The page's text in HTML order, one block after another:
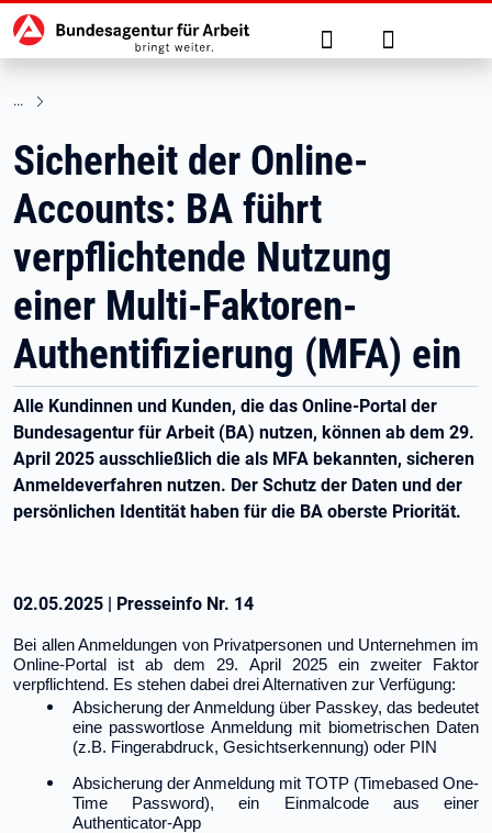
zu den Hauptinhalten springen
Hauptnavigation Suche Anmelden
Sicherheit der Online-
Accounts: BA führt
verpflichtende Nutzung
einer Multi-Faktoren-
Authentifizierung (MFA) ein
Alle Kundinnen und Kunden, die das Online-Portal der
Bundesagentur für Arbeit (BA) nutzen, können ab dem 29.
April 2025 ausschließlich die als MFA bekannten, sicheren
Anmeldeverfahren nutzen. Der Schutz der Daten und der
persönlichen Identität haben für die BA oberste Priorität.
02.05.2025 | Presseinfo Nr. 14
Bei allen Anmeldungen von Privatpersonen und Unternehmen im
Online-Portal ist ab dem 29. April 2025 ein zweiter Faktor
verpflichtend. Es stehen dabei drei Alternativen zur Verfügung:
Absicherung der Anmeldung über Passkey, das bedeutet
eine passwortlose Anmeldung mit biometrischen Daten
(z.B. Fingerabdruck, Gesichtserkennung) oder PIN
Absicherung der Anmeldung mit TOTP (Timebased One-
Time Password), ein Einmalcode aus einer
Authenticator-App